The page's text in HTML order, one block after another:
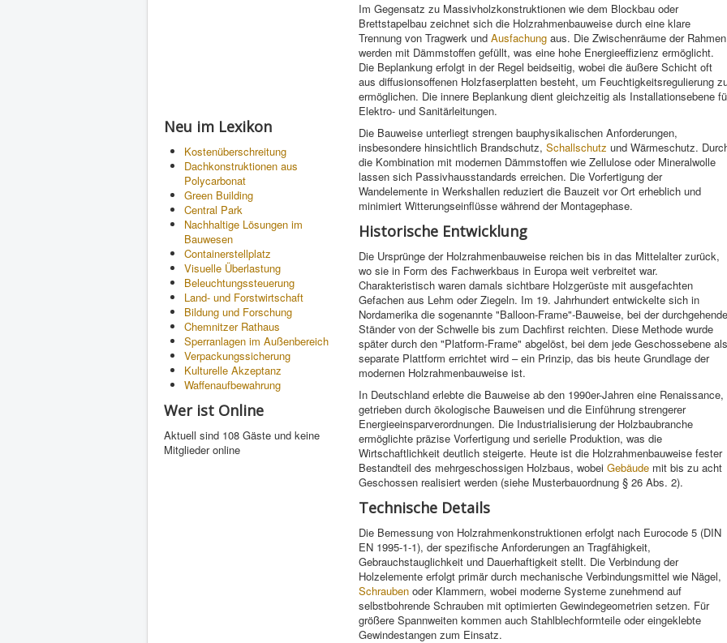
Neu im Lexikon
Kostenüberschreitung
Dachkonstruktionen aus
Polycarbonat
Green Building
Central Park
Nachhaltige Lösungen im
Bauwesen
Containerstellplatz
Visuelle Überlastung
Beleuchtungssteuerung
Land- und Forstwirtschaft
Bildung und Forschung
Chemnitzer Rathaus
Sperranlagen im Außenbereich
Verpackungssicherung
Kulturelle Akzeptanz
Waffenaufbewahrung
Wer ist Online
Aktuell sind 108 Gäste und keine
Mitglieder online
Im Gegensatz zu Massivholzkonstruktionen wie dem Blockbau oder
Brettstapelbau zeichnet sich die Holzrahmenbauweise durch eine klare
Trennung von Tragwerk und Ausfachung aus. Die Zwischenräume der Rahmen
werden mit Dämmstoffen gefüllt, was eine hohe Energieeffizienz ermöglicht.
Die Beplankung erfolgt in der Regel beidseitig, wobei die äußere Schicht oft
aus diffusionsoffenen Holzfaserplatten besteht, um Feuchtigkeitsregulierung
ermöglichen. Die innere Beplankung dient gleichzeitig als Installationsebene
Elektro- und Sanitärleitungen.
Die Bauweise unterliegt strengen bauphysikalischen Anforderungen,
insbesondere hinsichtlich Brandschutz, Schallschutz und Wärmeschutz.
die Kombination mit modernen Dämmstoffen wie Zellulose oder Mineralwolle
lassen sich Passivhausstandards erreichen. Die Vorfertigung der
Wandelemente in Werkshallen reduziert die Bauzeit vor Ort erheblich und
minimiert Witterungseinflüsse während der Montagephase.
Historische Entwicklung
Die Ursprünge der Holzrahmenbauweise reichen bis in das Mittelalter zurück,
wo sie in Form des Fachwerkbaus in Europa weit verbreitet war.
Charakteristisch waren damals sichtbare Holzgerüste mit ausgefachten
Gefachen aus Lehm oder Ziegeln. Im 19. Jahrhundert entwickelte sich in
Nordamerika die sogenannte "Balloon-Frame"-Bauweise, bei der durchgehende
Ständer von der Schwelle bis zum Dachfirst reichten. Diese Methode wurde
später durch den "Platform-Frame" abgelöst, bei dem jede Geschossebene als
separate Plattform errichtet wird – ein Prinzip, das bis heute Grundlage der
modernen Holzrahmenbauweise ist.
In Deutschland erlebte die Bauweise ab den 1990er-Jahren eine Renaissance,
getrieben durch ökologische Bauweisen und die Einführung strengerer
Energieeinsparverordnungen. Die Industrialisierung der Holzbaubranche
ermöglichte präzise Vorfertigung und serielle Produktion, was die
Wirtschaftlichkeit deutlich steigerte. Heute ist die Holzrahmenbauweise fester
Bestandteil des mehrgeschossigen Holzbaus, wobei Gebäude mit bis zu acht
Geschossen realisiert werden (siehe Musterbauordnung § 26 Abs. 2).
Technische Details
Die Bemessung von Holzrahmenkonstruktionen erfolgt nach Eurocode 5 (DIN
EN 1995-1-1), der spezifische Anforderungen an Tragfähigkeit,
Gebrauchstauglichkeit und Dauerhaftigkeit stellt. Die Verbindung der
Holzelemente erfolgt primär durch mechanische Verbindungsmittel wie Nägel,
Schrauben oder Klammern, wobei moderne Systeme zunehmend auf
selbstbohrende Schrauben mit optimierten Gewindegeometrien setzen. Für
größere Spannweiten kommen auch Stahlblechformteile oder eingeklebte
Gewindestangen zum Einsatz.